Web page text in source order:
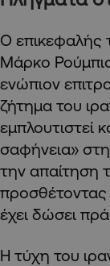
Ο επικεφαλής
Μάρκο
ενώπιον
ζήτημα του
εμπλουτιστεί
σαφήνεια»
την απαίτηση
έχει δώσει
Η τύχη του